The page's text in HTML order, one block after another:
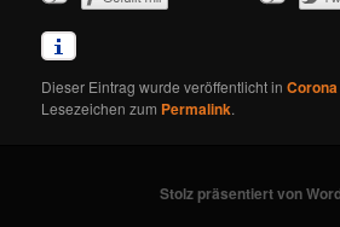
Dieser Eintrag wurde veröffentlicht inCorona
Lesezeichen zum Permalink.
Stolz präsentiert von